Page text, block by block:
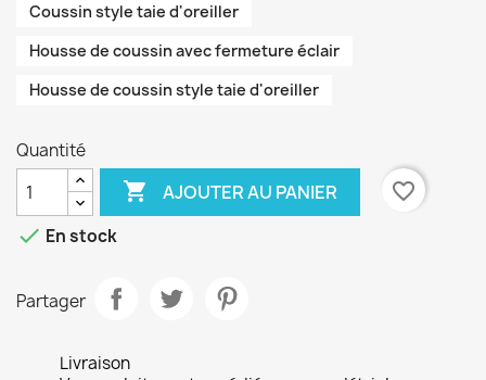
Coussin style taie d'oreiller
Housse de coussin avec fermeture éclair
Housse de coussin style taie d'oreiller
Quantité
 AJOUTER AU PANIER
favorite_border
 En stock
Partager
Livraison